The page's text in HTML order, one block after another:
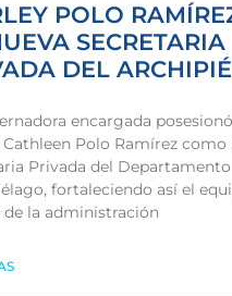
POLO
SECRETARIA
DEL
encargada
Polo Ramírez como
Privada del Departamento
fortaleciendo así el
la administración